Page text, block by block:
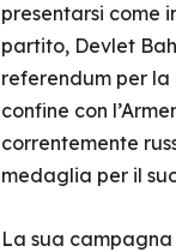
presentarsi come
partito, Devlet
referendum per
confine con
correntemente
medaglia per il
La sua